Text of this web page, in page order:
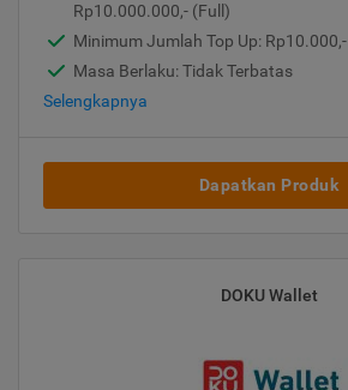
Rp10.000.000,- (Full)
Minimum Jumlah Top Up: Rp10.000,-
Masa Berlaku: Tidak Terbatas
Selengkapnya
Dapatkan Produk
DOKU Wallet